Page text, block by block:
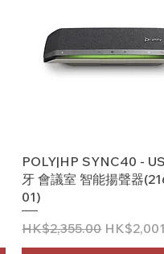
快速瀏覽
POLY|HP SYNC40 -
牙 會議室 智能揚聲器
01)
一般價格
HK$2,355.00 促銷價格